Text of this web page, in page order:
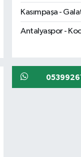
Kasımpaşa -
Antalyaspor -